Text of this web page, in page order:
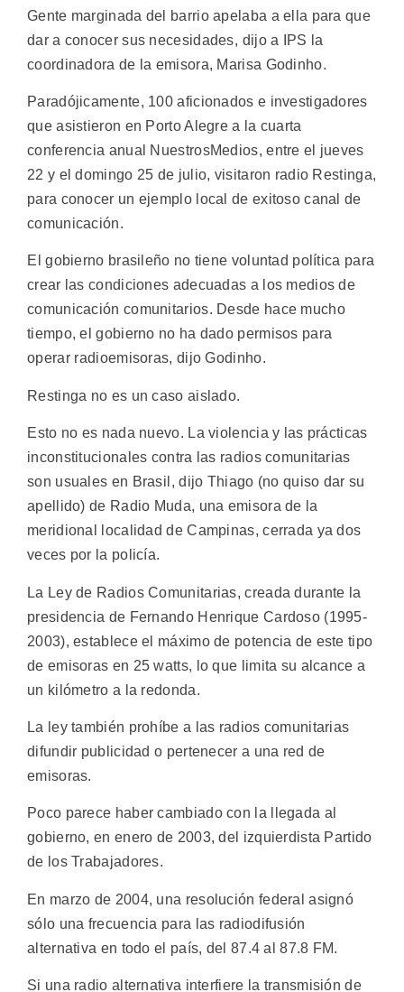
Gente marginada del barrio apelaba a ella para que
dar a conocer sus necesidades, dijo a IPS la
coordinadora de la emisora, Marisa Godinho.
Paradójicamente, 100 aficionados e investigadores
que asistieron en Porto Alegre a la cuarta
conferencia anual NuestrosMedios, entre el jueves
22 y el domingo 25 de julio, visitaron radio Restinga,
para conocer un ejemplo local de exitoso canal de
comunicación.
El gobierno brasileño no tiene voluntad política para
crear las condiciones adecuadas a los medios de
comunicación comunitarios. Desde hace mucho
tiempo, el gobierno no ha dado permisos para
operar radioemisoras, dijo Godinho.
Restinga no es un caso aislado.
Esto no es nada nuevo. La violencia y las prácticas
inconstitucionales contra las radios comunitarias
son usuales en Brasil, dijo Thiago (no quiso dar su
apellido) de Radio Muda, una emisora de la
meridional localidad de Campinas, cerrada ya dos
veces por la policía.
La Ley de Radios Comunitarias, creada durante la
presidencia de Fernando Henrique Cardoso (1995-
2003), establece el máximo de potencia de este tipo
de emisoras en 25 watts, lo que limita su alcance a
un kilómetro a la redonda.
La ley también prohíbe a las radios comunitarias
difundir publicidad o pertenecer a una red de
emisoras.
Poco parece haber cambiado con la llegada al
gobierno, en enero de 2003, del izquierdista Partido
de los Trabajadores.
En marzo de 2004, una resolución federal asignó
sólo una frecuencia para las radiodifusión
alternativa en todo el país, del 87.4 al 87.8 FM.
Si una radio alternativa interfiere la transmisión de